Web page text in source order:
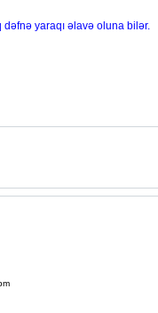
yaraqı əlavə oluna bilər.